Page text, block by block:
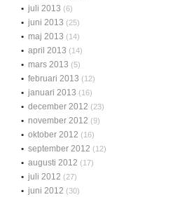
juli 2013 (6)
juni 2013 (25)
maj 2013 (14)
april 2013 (14)
mars 2013 (5)
februari 2013 (12)
januari 2013 (16)
december 2012 (23)
november 2012 (9)
oktober 2012 (16)
september 2012 (12)
augusti 2012 (17)
juli 2012 (27)
juni 2012 (30)